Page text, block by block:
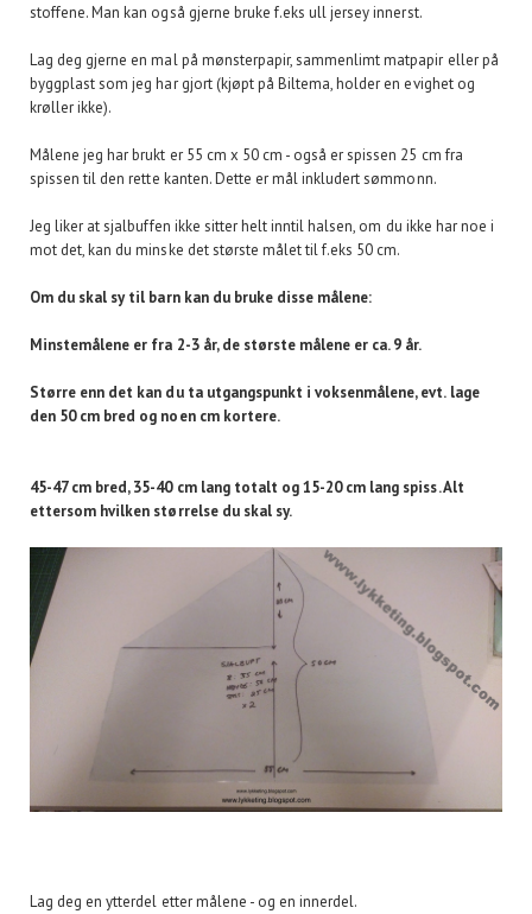
stoffene. Man kan også gjerne bruke f.eks ull jersey innerst.
Lag deg gjerne en mal på mønsterpapir, sammenlimt matpapir eller på
byggplast som jeg har gjort (kjøpt på Biltema, holder en evighet og
krøller ikke).
Målene jeg har brukt er 55 cm x 50 cm - også er spissen 25 cm fra
spissen til den rette kanten. Dette er mål inkludert sømmonn.
Jeg liker at sjalbuffen ikke sitter helt inntil halsen, om du ikke har noe i
mot det, kan du minske det største målet til f.eks 50 cm.
Om du skal sy til barn kan du bruke disse målene:
Minstemålene er fra 2-3 år, de største målene er ca. 9 år.
Større enn det kan du ta utgangspunkt i voksenmålene, evt. lage
den 50 cm bred og noen cm kortere.
45-47 cm bred, 35-40 cm lang totalt og 15-20 cm lang spiss. Alt
ettersom hvilken størrelse du skal sy.
Lag deg en ytterdel etter målene - og en innerdel.